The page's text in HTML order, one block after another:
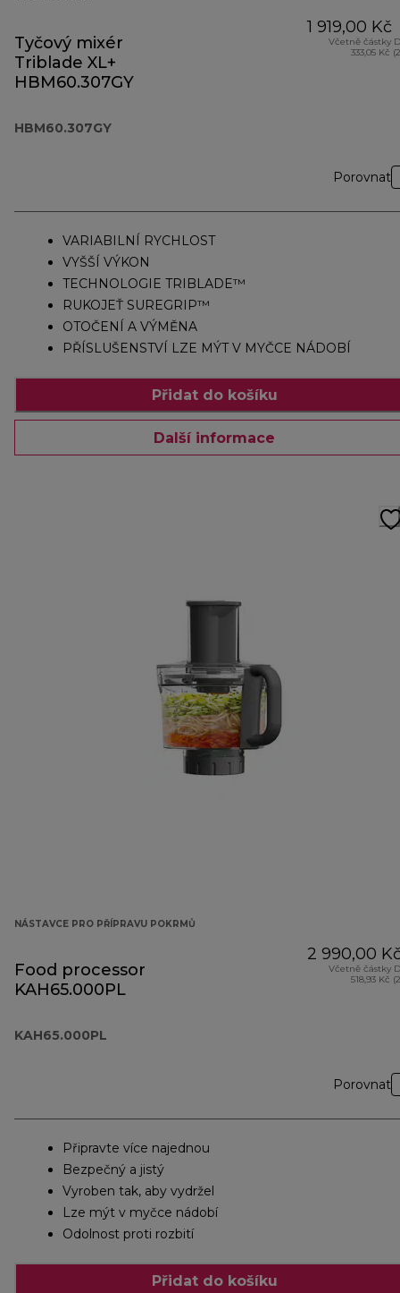
Tyčový mixér
Triblade XL+
HBM60.307GY
HBM60.307GY
1 919,00 Kč
Včetně částky
333,05 Kč
Porovnat
VARIABILNÍ RYCHLOST
VYŠŠÍ VÝKON
TECHNOLOGIE TRIBLADE™
RUKOJEŤ SUREGRIP™
OTOČENÍ A VÝMĚNA
PŘÍSLUŠENSTVÍ LZE MÝT V MYČCE NÁDOBÍ
Přidat do košíku
Další informace
NÁSTAVCE PRO PŘÍPRAVU POKRMŮ
Food processor
KAH65.000PL
KAH65.000PL
2 990,00
Včetně částky
518,93 Kč
Porovnat
Připravte více najednou
Bezpečný a jistý
Vyroben tak, aby vydržel
Lze mýt v myčce nádobí
Odolnost proti rozbití
Přidat do košíku